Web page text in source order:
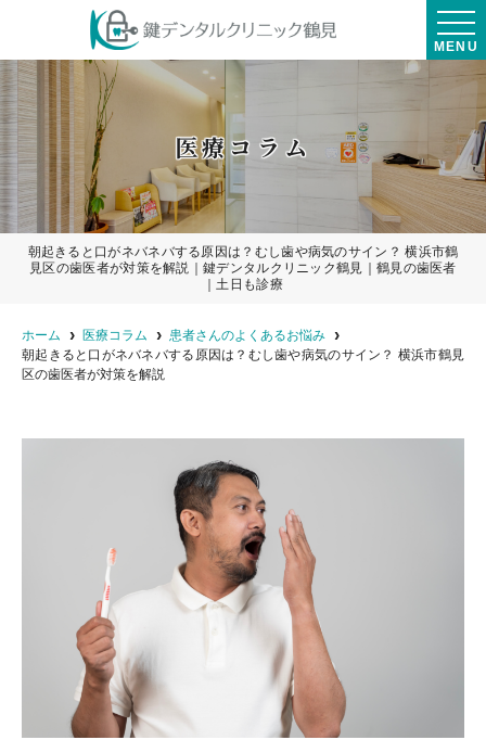
MENU
医療コラム
朝起きると口がネバネバする原因は？むし歯や病気のサイン？ 横浜市鶴
見区の歯医者が対策を解説｜鍵デンタルクリニック鶴見｜鶴見の歯医者
｜土日も診療
ホーム 医療コラム
患者さんのよくあるお悩み
朝起きると口がネバネバする原因は？むし歯や病気のサイン？ 横浜市鶴見
区の歯医者が対策を解説